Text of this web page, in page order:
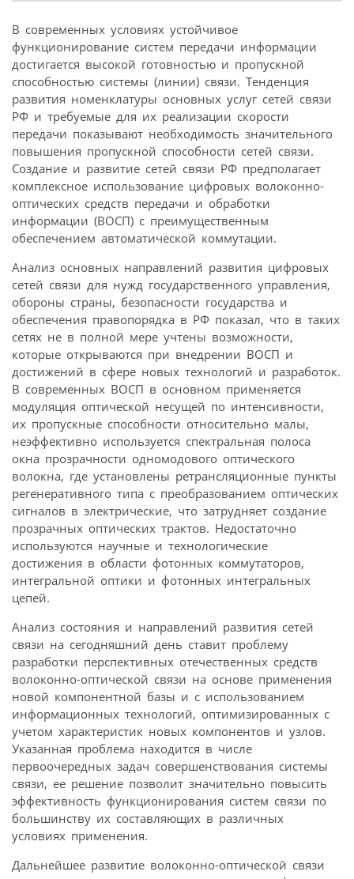
В современных условиях устойчивое
функционирование систем передачи информации
достигается высокой готовностью и пропускной
способностью системы (линии) связи. Тенденция
развития номенклатуры основных услуг сетей связи
РФ и требуемые для их реализации скорости
передачи показывают необходимость значительного
повышения пропускной способности сетей связи.
Создание и развитие сетей связи РФ предполагает
комплексное использование цифровых волоконно-
оптических средств передачи и обработки
информации (ВОСП) с преимущественным
обеспечением автоматической коммутации.
Анализ основных направлений развития цифровых
сетей связи для нужд государственного управления,
обороны страны, безопасности государства и
обеспечения правопорядка в РФ показал, что в таких
сетях не в полной мере учтены возможности,
которые открываются при внедрении ВОСП и
достижений в сфере новых технологий и разработок.
В современных ВОСП в основном применяется
модуляция оптической несущей по интенсивности,
их пропускные способности относительно малы,
неэффективно используется спектральная полоса
окна прозрачности одномодового оптического
волокна, где установлены ретрансляционные пункты
регенеративного типа с преобразованием оптических
сигналов в электрические, что затрудняет создание
прозрачных оптических трактов. Недостаточно
используются научные и технологические
достижения в области фотонных коммутаторов,
интегральной оптики и фотонных интегральных
цепей.
Анализ состояния и направлений развития сетей
связи на сегодняшний день ставит проблему
разработки перспективных отечественных средств
волоконно-оптической связи на основе применения
новой компонентной базы и с использованием
информационных технологий, оптимизированных с
учетом характеристик новых компонентов и узлов.
Указанная проблема находится в числе
первоочередных задач совершенствования системы
связи, ее решение позволит значительно повысить
эффективность функционирования систем связи по
большинству их составляющих в различных
условиях применения.
Дальнейшее развитие волоконно-оптической связи